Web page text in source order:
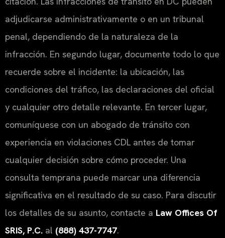
adjudicarse administrativamente o en un tribunal
penal, dependiendo de la naturaleza de la
infracción. En segundo lugar, documente todo lo que
recuerde sobre el incidente: la ubicación, las
condiciones del tráfico, las declaraciones del oficial
y cualquier otro detalle relevante. En tercer lugar,
comuníquese con un abogado de tránsito con
experiencia en violaciones CDL antes de tomar
cualquier decisión sobre cómo proceder. Una
consulta temprana puede marcar una diferencia
significativa en el resultado de su caso. Para discutir
los detalles de su asunto, contacte a Law Offices Of
SRIS, P.C. al (888) 437-7747.